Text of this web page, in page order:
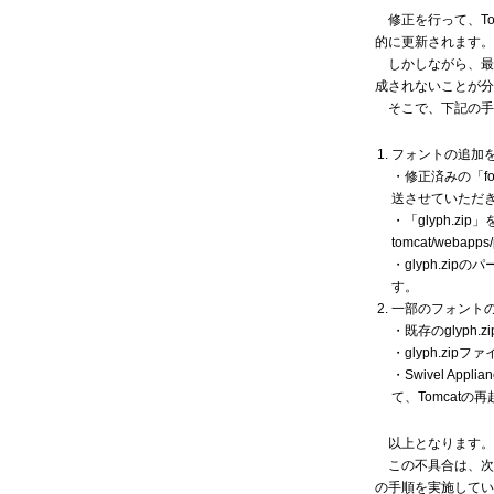
修正を行って、
的に更新されます。
しかしながら、
成されないことが
そこで、下記の
フォントの追加
・修正済みの「
送させていただ
・「glyph.zip」
tomcat/
・glyph.zipのパ
す。
一部のフォント
・既存の
・glyph.zipファ
・Swivel
て、Tomcatの再
以上となります。
この不具合は、
の手順を実施して